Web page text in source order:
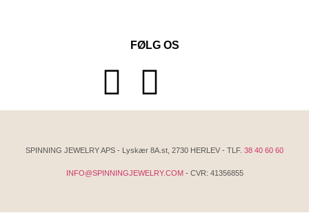
FØLG OS
SPINNING JEWELRY APS - Lyskær 8A.st, 2730 HERLEV - TLF. 38 40 60 60
INFO@SPINNINGJEWELRY.COM- CVR: 41356855